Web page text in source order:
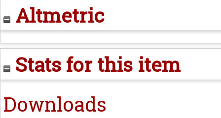
Altmetric
Stats for this item
Downloads